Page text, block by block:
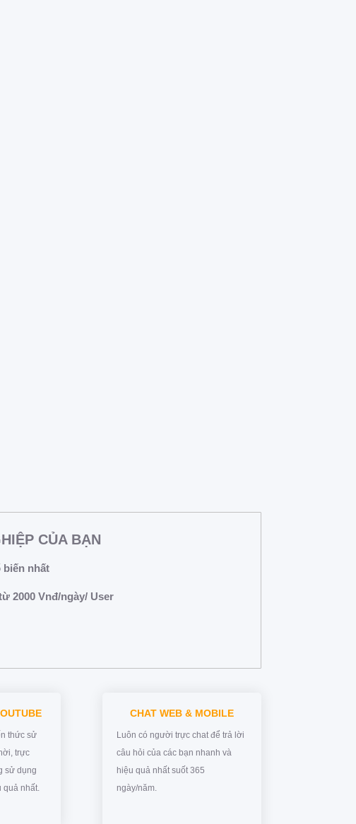
CỦA BẠN
biến nhất
2000 Vnđ/ngày/ User
thức sử
trực
sử dụng
nhất.
CHAT WEB & MOBILE
Luôn có người trực chat để trả lời
câu hỏi của các bạn nhanh và
hiệu quả nhất suốt 365
ngày/năm.